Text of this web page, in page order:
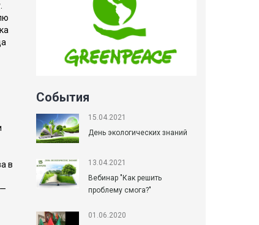
в
События
15.04.2021
День экологических знаний
13.04.2021
Вебинар "Как решить
проблему смога?"
01.06.2020